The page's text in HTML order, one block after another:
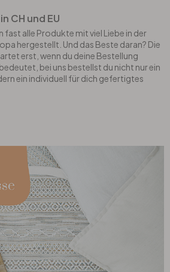
CH und EU
fast alle Produkte mit viel Liebe in der
hergestellt. Und das Beste daran? Die
erst, wenn du deine Bestellung
bei uns bestellst du nicht nur ein
ein individuell für dich gefertigtes